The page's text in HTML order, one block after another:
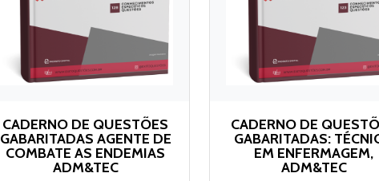
CADERNO DE QUESTÕES
GABARITADAS AGENTE DE
COMBATE AS ENDEMIAS
ADM&TEC
CADERNO DE
GABARITADAS:
EM ENFERMAGEM,
ADM&TEC